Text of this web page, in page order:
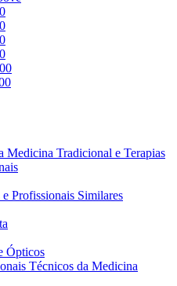
Medicina Tradicional e Terapias
e Profissionais Similares
Ópticos
Técnicos da Medicina